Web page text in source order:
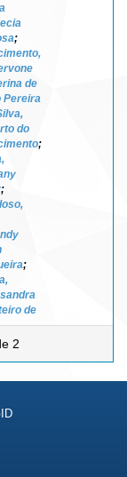
;
de
Pereira
do
;
;
;
de
2